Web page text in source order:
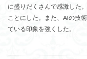
に盛りだくさんで感激した
ことにした。また、AIの技
ている印象を強くした。